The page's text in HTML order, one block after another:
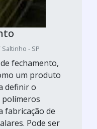
Saltinho - SP
fechamento,
um produto
definir o
polímeros
fabricação de
Pode ser